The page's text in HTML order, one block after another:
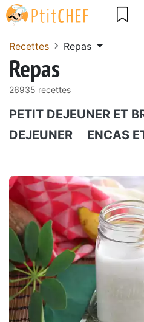
Recettes Repas
Repas
26935 recettes
PETIT DEJEUNER ET
DEJEUNER
ENCAS